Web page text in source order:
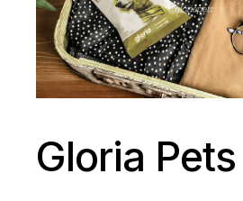
Gloria Pets